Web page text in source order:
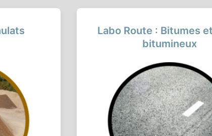
Labo Route : Bitumes
bitumineux